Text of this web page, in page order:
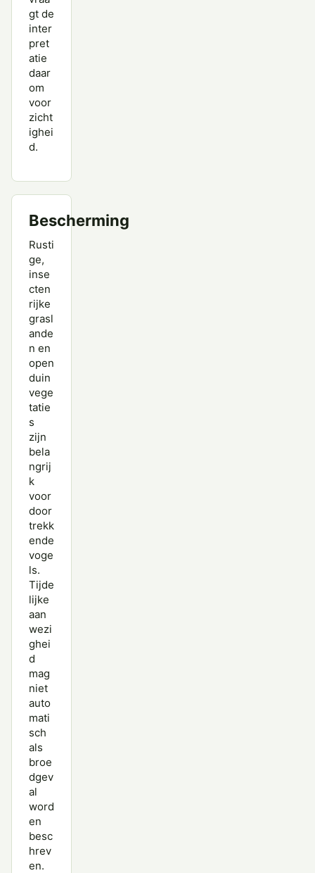
gt de
inter
pret
atie
daar
om
voor
zicht
ighei
d.
Bescherming
Rusti
ge,
inse
cten
rijke
grasl
ande
n en
open
duin
vege
tatie
s
zijn
bela
ngrij
k
voor
door
trekk
ende
voge
ls.
Tijde
lijke
aan
wezi
ghei
d
mag
niet
auto
mati
sch
als
broe
dgev
al
word
en
besc
hrev
en.